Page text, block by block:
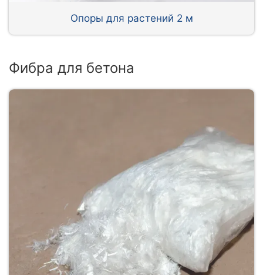
Опоры для растений 2 м
Фибра для бетона